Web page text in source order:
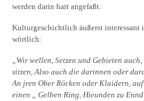
werden darin hart angefaßt.
Kulturgeschichtlich äußerst interessant
wörtlich:
„Wir wellen, Setzen und Gebieten
sitzen, Also auch die darinnen oder
An jren Ober Röcken oder Klaidern,
einen „ Gelben Ring, Hieunden zu